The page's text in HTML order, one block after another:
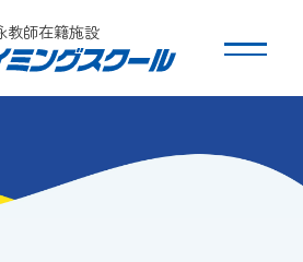
教師在籍施設
て
紹介